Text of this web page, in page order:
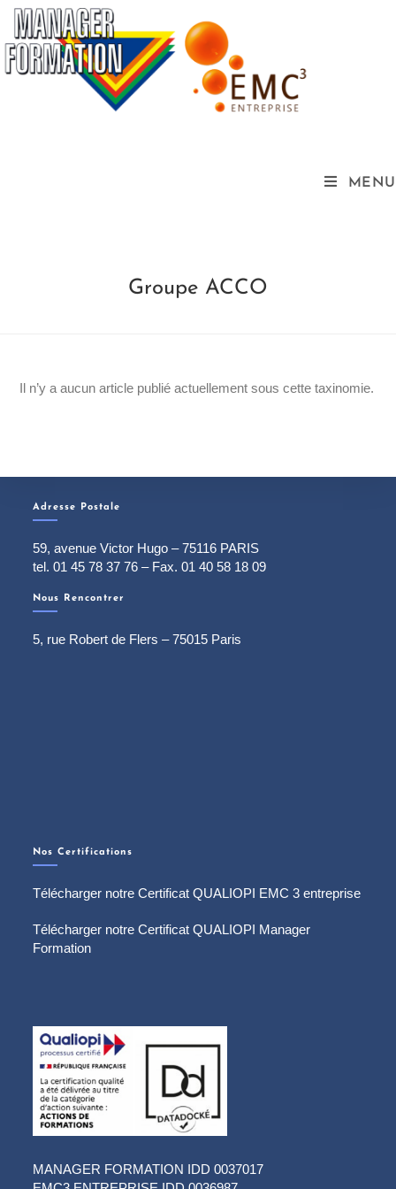
MENU
Groupe ACCO
Il n’y a aucun article publié actuellement sous cette taxinomie.
Adresse Postale
59, avenue Victor Hugo – 75116 PARIS
tel. 01 45 78 37 76 – Fax. 01 40 58 18 09
Nous Rencontrer
5, rue Robert de Flers – 75015 Paris
Nos Certifications
Télécharger notre Certificat QUALIOPI EMC 3 entreprise
Télécharger notre Certificat QUALIOPI Manager
Formation
MANAGER FORMATION IDD 0037017